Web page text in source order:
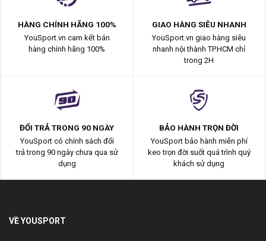
HÀNG CHÍNH HÃNG 100%
YouSport.vn cam kết bán
hàng chính hãng 100%
GIAO HÀNG SIÊU NHANH
YouSport.vn giao hàng siêu
nhanh nội thành TP.HCM chỉ
trong 2H
ĐỔI TRẢ TRONG 90 NGÀY
YouSport có chính sách đổi
trả trong 90 ngày chưa qua sử
dụng
BẢO HÀNH TRỌN ĐỜI
YouSport bảo hành miễn phí
keo trọn đời suốt quá trình quý
khách sử dụng
VỀ YOUSPORT